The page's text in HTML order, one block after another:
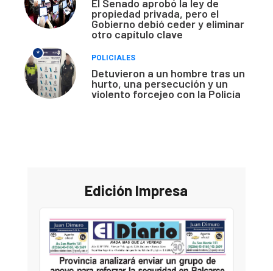
El Senado aprobó la ley de
propiedad privada, pero el
Gobierno debió ceder y eliminar
otro capítulo clave
*
POLICIALES
Detuvieron a un hombre tras un
hurto, una persecución y un
violento forcejeo con la Policía
Edición Impresa